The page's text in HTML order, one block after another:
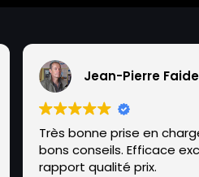
Très bonne prise en
bons conseils. Efficace
rapport qualité prix.